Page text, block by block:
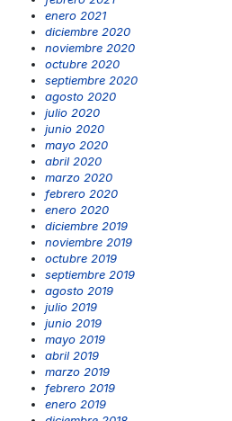
enero 2021
diciembre 2020
noviembre 2020
octubre 2020
septiembre 2020
agosto 2020
julio 2020
junio 2020
mayo 2020
abril 2020
marzo 2020
febrero 2020
enero 2020
diciembre 2019
noviembre 2019
octubre 2019
septiembre 2019
agosto 2019
julio 2019
junio 2019
mayo 2019
abril 2019
marzo 2019
febrero 2019
enero 2019